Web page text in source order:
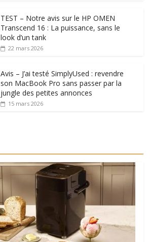
TEST – Notre avis sur le HP OMEN
Transcend 16 : La puissance, sans le
look d’un tank
22 mars 2026
Avis – J’ai testé SimplyUsed : revendre
son MacBook Pro sans passer par la
jungle des petites annonces
15 mars 2026